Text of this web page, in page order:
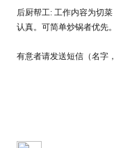
后厨帮工: 工作内容为切
认真。可简单炒锅者优先。
有意者请发送短信（名字